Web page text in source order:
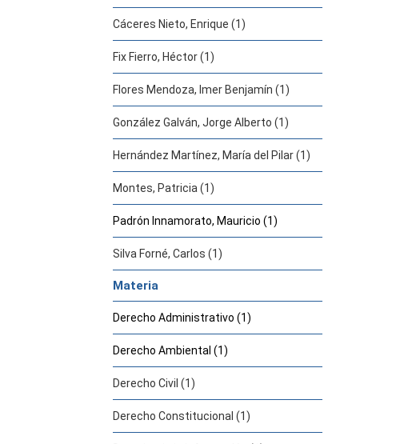
Cáceres Nieto, Enrique (1)
Fix Fierro, Héctor (1)
Flores Mendoza, Imer Benjamín (1)
González Galván, Jorge Alberto (1)
Hernández Martínez, María del Pilar (1)
Montes, Patricia (1)
Padrón Innamorato, Mauricio (1)
Silva Forné, Carlos (1)
Materia
Derecho Administrativo (1)
Derecho Ambiental (1)
Derecho Civil (1)
Derecho Constitucional (1)